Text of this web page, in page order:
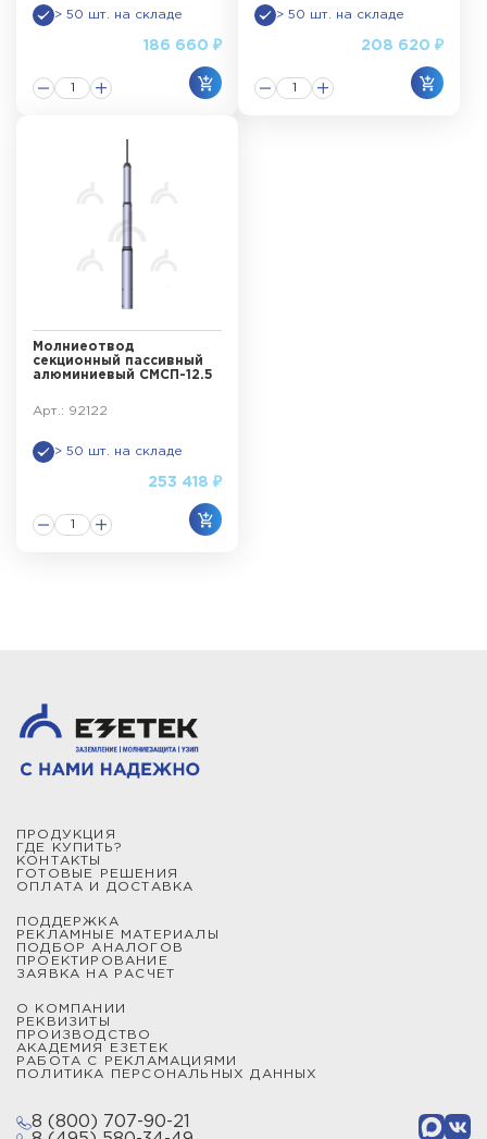
> 50 шт. на складе
186 660 ₽
> 50 шт. на складе
208 620 ₽
Молниеотвод
секционный пассивный
алюминиевый СМСП-12.5
Арт.: 92122
> 50 шт. на складе
253 418 ₽
ПРОДУКЦИЯ
ГДЕ КУПИТЬ?
КОНТАКТЫ
ГОТОВЫЕ РЕШЕНИЯ
ОПЛАТА И ДОСТАВКА
ПОДДЕРЖКА
РЕКЛАМНЫЕ МАТЕРИАЛЫ
ПОДБОР АНАЛОГОВ
ПРОЕКТИРОВАНИЕ
ЗАЯВКА НА РАСЧЕТ
О КОМПАНИИ
РЕКВИЗИТЫ
ПРОИЗВОДСТВО
АКАДЕМИЯ ЕЗЕТЕК
РАБОТА С РЕКЛАМАЦИЯМИ
ПОЛИТИКА ПЕРСОНАЛЬНЫХ ДАННЫХ
8 (800) 707-90-21